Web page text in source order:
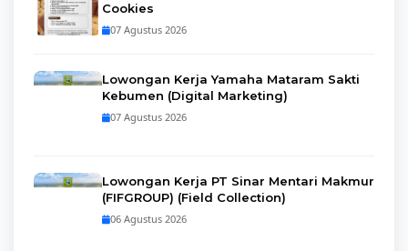
Cookies
07 Agustus 2026
Lowongan Kerja Yamaha Mataram Sakti
Kebumen (Digital Marketing)
07 Agustus 2026
Lowongan Kerja PT Sinar Mentari Makmur
(FIFGROUP) (Field Collection)
06 Agustus 2026